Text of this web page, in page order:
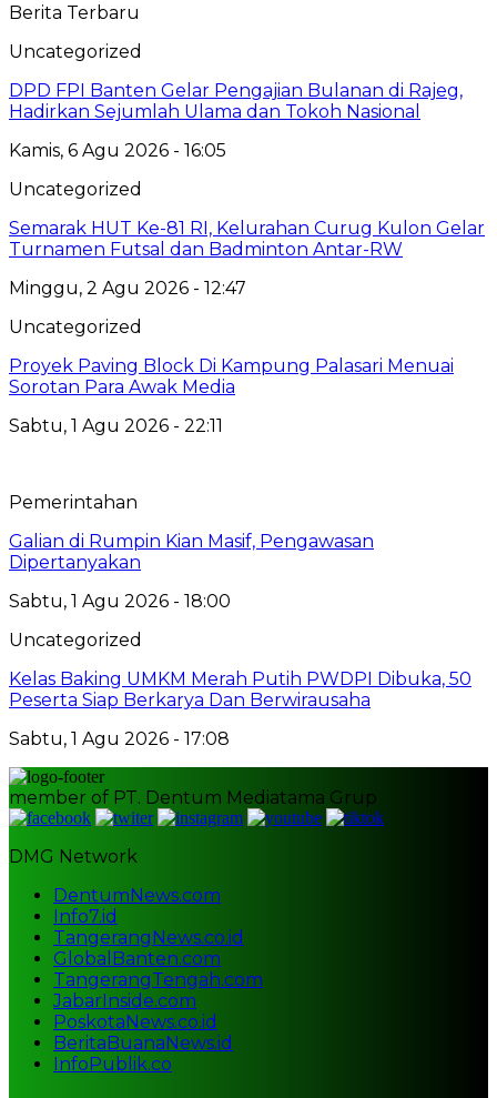
Berita Terbaru
Uncategorized
DPD FPI Banten Gelar Pengajian Bulanan di Rajeg,
Hadirkan Sejumlah Ulama dan Tokoh Nasional
Kamis, 6 Agu 2026 - 16:05
Uncategorized
Semarak HUT Ke-81 RI, Kelurahan Curug Kulon Gelar
Turnamen Futsal dan Badminton Antar-RW
Minggu, 2 Agu 2026 - 12:47
Uncategorized
Proyek Paving Block Di Kampung Palasari Menuai
Sorotan Para Awak Media
Sabtu, 1 Agu 2026 - 22:11
Pemerintahan
Galian di Rumpin Kian Masif, Pengawasan
Dipertanyakan
Sabtu, 1 Agu 2026 - 18:00
Uncategorized
Kelas Baking UMKM Merah Putih PWDPI Dibuka, 50
Peserta Siap Berkarya Dan Berwirausaha
Sabtu, 1 Agu 2026 - 17:08
member of PT. Dentum Mediatama Grup
DMG Network
DentumNews.com
Info7.id
TangerangNews.co.id
GlobalBanten.com
TangerangTengah.com
JabarInside.com
PoskotaNews.co.id
BeritaBuanaNews.id
InfoPublik.co